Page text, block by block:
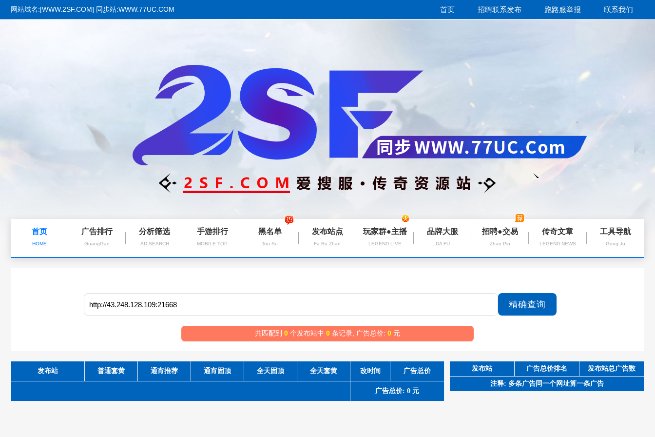
网站域名:[WWW.2SF.COM] 同步站:WWW.77UC.COM 首页 招聘联系发布 跑路服举报 联系我们
首页
HOME
广告排行
GuangGao
分析筛选
AD SEARCH
手游排行
MOBILE TOP
黑名单
Tou Su
发布站点
Fa Bu Zhan
玩家群●主播
LEGEND LIVE
品牌大服
DA FU
招聘●交易
Zhao Pin
传奇文章
LEGEND NEWS
工具导航
Gong Ju
共匹配到 0 个发布站中 0 条记录, 广告总价: 0 元
发布站 普通套黄 通宵推荐 通宵固顶 全天固顶 全天套黄 改时间 广告总价
广告总价: 0 元
发布站 广告总价排名 发布站总广告数
注释: 多条广告同一个网址算一条广告